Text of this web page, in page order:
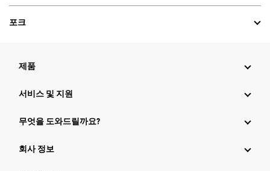
포크
제품
서비스 및 지원
무엇을 도와드릴까요?
회사 정보